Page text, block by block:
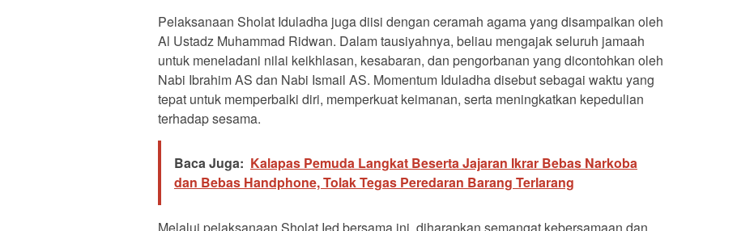
Pelaksanaan Sholat Iduladha juga diisi dengan ceramah agama yang disampaikan oleh
Al Ustadz Muhammad Ridwan. Dalam tausiyahnya, beliau mengajak seluruh jamaah
untuk meneladani nilai keikhlasan, kesabaran, dan pengorbanan yang dicontohkan oleh
Nabi Ibrahim AS dan Nabi Ismail AS. Momentum Iduladha disebut sebagai waktu yang
tepat untuk memperbaiki diri, memperkuat keimanan, serta meningkatkan kepedulian
terhadap sesama.
Baca Juga: Kalapas Pemuda Langkat Beserta Jajaran Ikrar Bebas Narkoba
dan Bebas Handphone, Tolak Tegas Peredaran Barang Terlarang
Melalui pelaksanaan Sholat Ied bersama ini, diharapkan semangat kebersamaan dan